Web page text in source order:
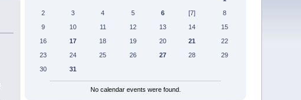
2
3 4 5 6 [7]
8
9
10 11 12 13 14
15
16
17 18 19 20 21
22
23
24 25 26 27 28
29
30
31
No calendar events were found.